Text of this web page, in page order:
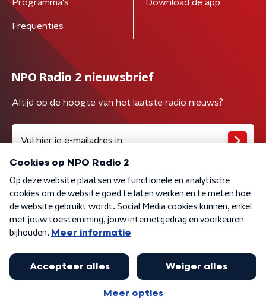
Programma's
Frequenties
Download de app
NPO Radio 2 nieuwsbrief
Altijd op de hoogte van het laatste radio nieuws?
Algemene voorwaarden